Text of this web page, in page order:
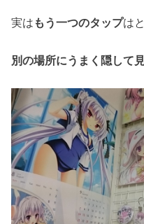
実は もう一つのタップは
別の場所にうまく隠して